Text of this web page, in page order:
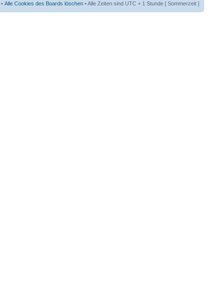
• Alle Cookies des Boards löschen • Alle Zeiten sind UTC + 1 Stunde [ Sommerzeit ]